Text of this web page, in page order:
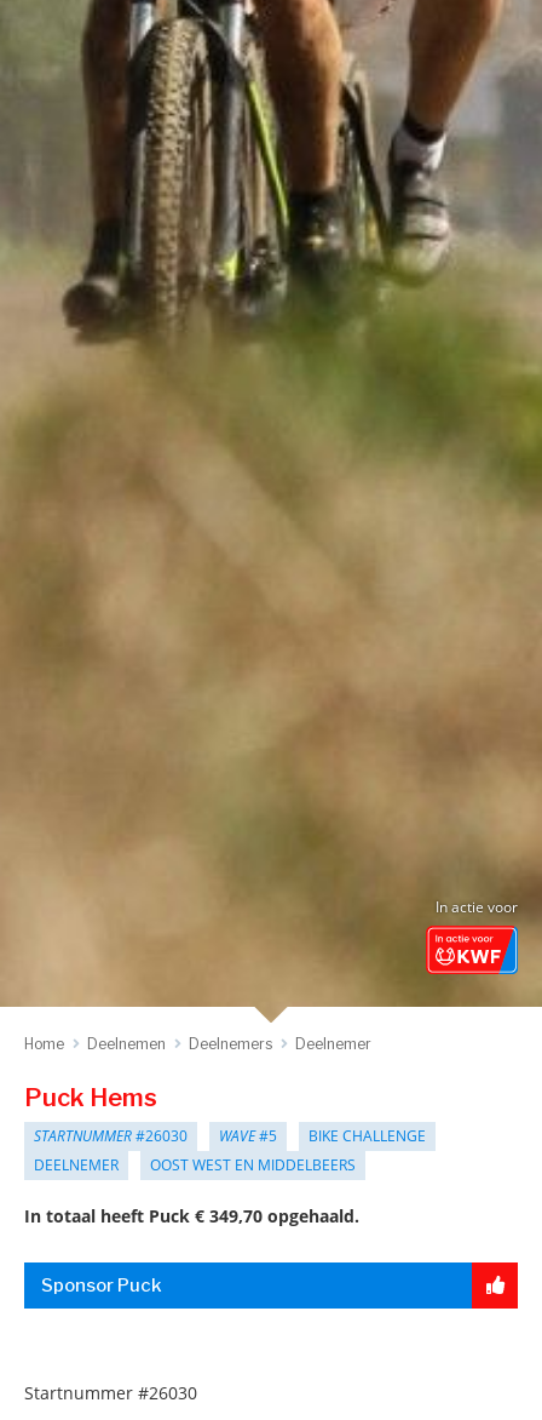
In actie voor
Home Deelnemen Deelnemers Deelnemer
Puck Hems
STARTNUMMER#26030 WAVE#5
BIKE CHALLENGE
DEELNEMER
OOST WEST EN MIDDELBEERS
In totaal heeft Puck € 349,70 opgehaald.
Sponsor Puck
Startnummer #26030